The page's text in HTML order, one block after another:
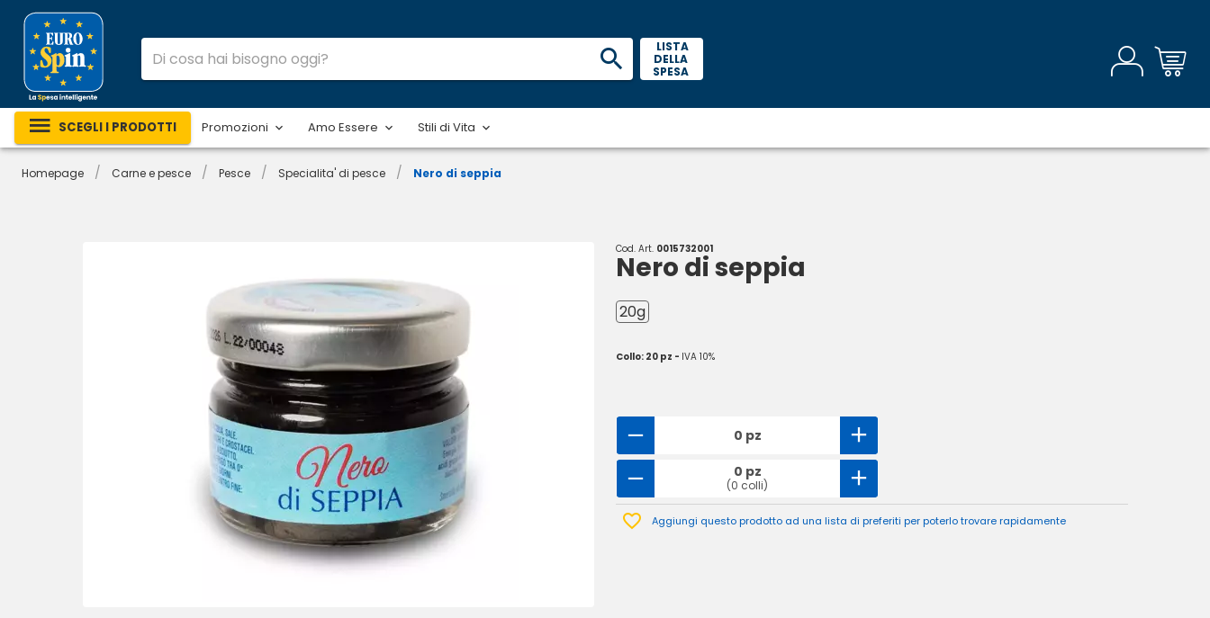
LISTA
DELLA
SPESA
SCEGLI I PRODOTTI Promozioni Amo Essere Stili di Vita
Homepage / Carne e pesce / Pesce / Specialita' di pesce / Nero di seppia
Cod. Art. 0015732001
Nero di seppia
20g
Collo: 20 pz - IVA 10%
0 pz
0 pz
(0 colli)
Aggiungi questo prodotto ad una lista di preferiti per poterlo trovare rapidamente